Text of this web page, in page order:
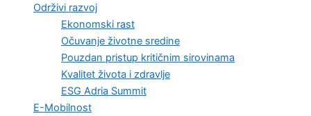
Održivi razvoj
Ekonomski rast
Očuvanje životne sredine
Pouzdan pristup kritičnim sirovinama
Kvalitet života i zdravlje
ESG Adria Summit
E-Mobilnost